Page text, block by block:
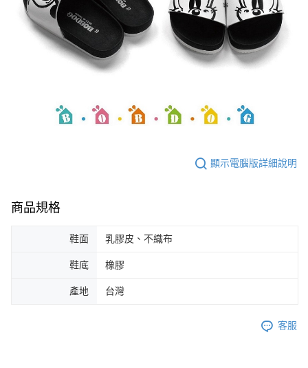
顯示電腦版詳細說明
商品規格
鞋面 乳膠皮、不織布
鞋底 橡膠
產地 台灣
客服